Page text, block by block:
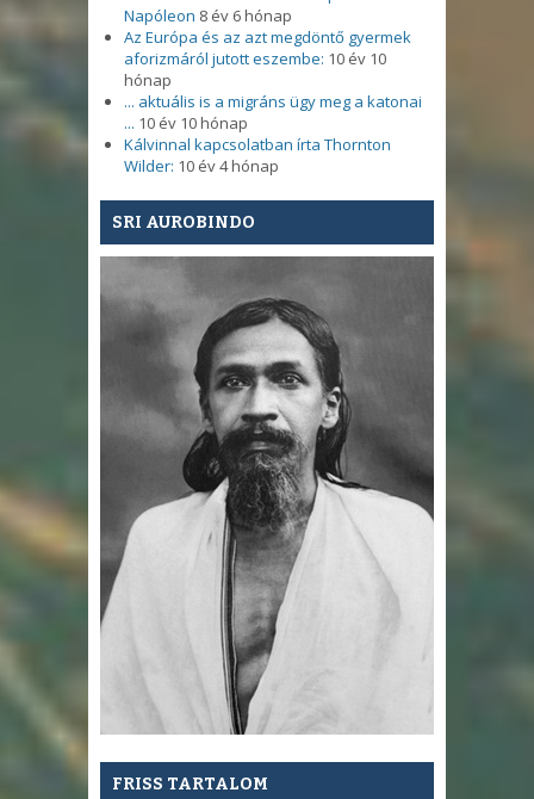
Napóleon 8 év 6 hónap
Az Európa és az azt megdöntő gyermek
aforizmáról jutott eszembe: 10 év 10
hónap
... aktuális is a migráns ügy meg a katonai
... 10 év 10 hónap
Kálvinnal kapcsolatban írta Thornton
Wilder: 10 év 4 hónap
SRI AUROBINDO
FRISS TARTALOM